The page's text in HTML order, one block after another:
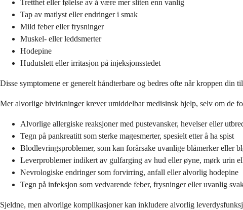
Tretthet eller følelse av å være mer sliten enn vanlig
Tap av matlyst eller endringer i smak
Mild feber eller frysninger
Muskel- eller leddsmerter
Hodepine
Hudutslett eller irritasjon på injeksjonsstedet
Disse symptomene er generelt håndterbare og bedres ofte når kroppen din
Mer alvorlige bivirkninger krever umiddelbar medisinsk hjelp, selv om de
Alvorlige allergiske reaksjoner med pustevansker, hevelser eller
Tegn på pankreatitt som sterke magesmerter, spesielt etter å ha spist
Blodlevringsproblemer, som kan forårsake uvanlige blåmerker eller
Leverproblemer indikert av gulfarging av hud eller øyne, mørk urin
Nevrologiske endringer som forvirring, anfall eller alvorlig hodepine
Tegn på infeksjon som vedvarende feber, frysninger eller uvanlig
Sjeldne, men alvorlige komplikasjoner kan inkludere alvorlig